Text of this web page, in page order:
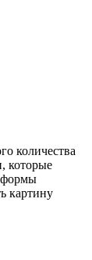
количества
которые
формы
картину